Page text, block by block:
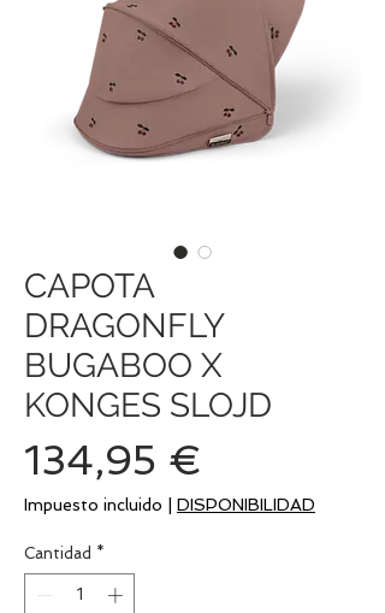
CAPOTA
DRAGONFLY
BUGABOO X
KONGES SLOJD
134,95 €
Impuesto incluido DISPONIBILIDAD
Cantidad *